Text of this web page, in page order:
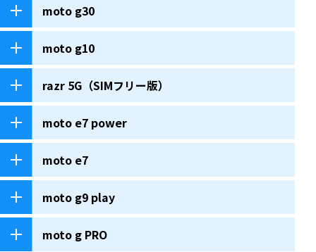
moto g30
moto g10
razr 5G（SIMフリー版）
moto e7 power
moto e7
moto g9 play
moto g PRO